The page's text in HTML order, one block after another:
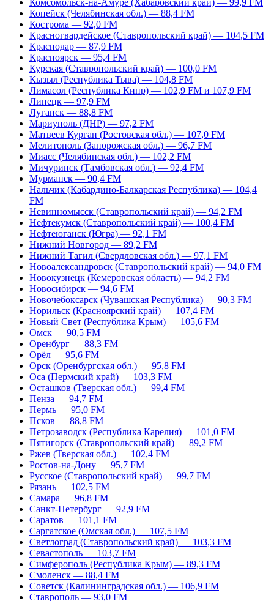
Комсомольск-на-Амуре (Хабаровский край) — 99,9 FM
Копейск (Челябинская обл.) — 88,4 FM
Кострома — 92,0 FM
Красногвардейское (Ставропольский край) — 104,5 FM
Краснодар — 87,9 FM
Красноярск — 95,4 FM
Курская (Ставропольский край) — 100,0 FM
Кызыл (Республика Тыва) — 104,8 FM
Лимасол (Республика Кипр) — 102,9 FM и 107,9 FM
Липецк — 97,9 FM
Луганск — 88,8 FM
Мариуполь (ДНР) — 97,2 FM
Матвеев Курган (Ростовская обл.) — 107,0 FM
Мелитополь (Запорожская обл.) — 96,7 FM
Миасс (Челябинская обл.) — 102,2 FM
Мичуринск (Тамбовская обл.) — 92,4 FM
Мурманск — 90,4 FM
Нальчик (Кабардино-Балкарская Республика) — 104,4
FM
Невинномысск (Ставропольский край) — 94,2 FM
Нефтекумск (Ставропольский край) — 100,4 FM
Нефтеюганск (Югра) — 92,1 FM
Нижний Новгород — 89,2 FM
Нижний Тагил (Свердловская обл.) — 97,1 FM
Новоалександровск (Ставропольский край) — 94,0 FM
Новокузнецк (Кемеровская область) — 94,2 FM
Новосибирск — 94,6 FM
Новочебоксарск (Чувашская Республика) — 90,3 FM
Норильск (Красноярский край) — 107,4 FM
Новый Свет (Республика Крым) — 105,6 FM
Омск — 90,5 FM
Оренбург — 88,3 FM
Орёл — 95,6 FM
Орск (Оренбургская обл.) — 95,8 FM
Оса (Пермский край) — 103,3 FM
Осташков (Тверская обл.) — 99,4 FM
Пенза — 94,7 FM
Пермь — 95,0 FM
Псков — 88,8 FM
Петрозаводск (Республика Карелия) — 101,0 FM
Пятигорск (Ставропольский край) — 89,2 FM
Ржев (Тверская обл.) — 102,4 FM
Ростов-на-Дону — 95,7 FM
Русское (Ставропольский край) — 99,7 FM
Рязань — 102,5 FM
Самара — 96,8 FM
Санкт-Петербург — 92,9 FM
Саратов — 101,1 FM
Саргатское (Омская обл.) — 107,5 FM
Светлоград (Ставропольский край) — 103,3 FM
Севастополь — 103,7 FM
Симферополь (Республика Крым) — 89,3 FM
Смоленск — 88,4 FM
Советск (Калининградская обл.) — 106,9 FM
Ставрополь — 93,0 FM